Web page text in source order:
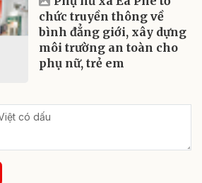
chức truyền thông về
bình đẳng giới, xây dựng
môi trường an toàn cho
phụ nữ, trẻ em